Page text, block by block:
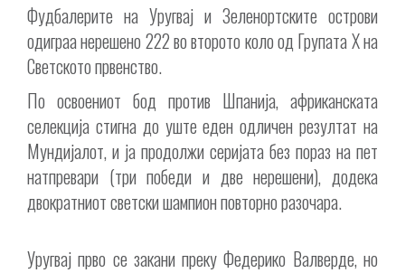
Фудбалерите на Уругвај и Зеленортските острови
одиграа нерешено 222 во второто коло од Групата Х на
Светското првенство.
По освоениот бод против Шпанија, африканската
селекција стигна до уште еден одличен резултат на
Мундијалот, и ја продолжи серијата без пораз на пет
натпревари (три победи и две нерешени), додека
двократниот светски шампион повторно разочара.
Уругвај прво се закани преку Федерико Валверде, но